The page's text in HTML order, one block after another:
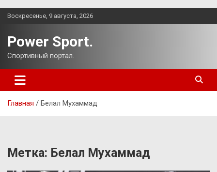
Перейти
Воскресенье, 9 августа, 2026
Power Sport.
Спортивный портал.
Главная Белал Мухаммад
Метка: Белал Мухаммад